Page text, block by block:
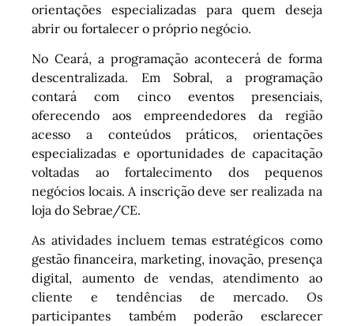
orientações especializadas para quem deseja
abrir ou fortalecer o próprio negócio.
No Ceará, a programação acontecerá de forma
descentralizada. Em Sobral, a programação
contará com cinco eventos presenciais,
oferecendo aos empreendedores da região
acesso a conteúdos práticos, orientações
especializadas e oportunidades de capacitação
voltadas ao fortalecimento dos pequenos
negócios locais. A inscrição deve ser realizada na
loja do Sebrae/CE.
As atividades incluem temas estratégicos como
gestão financeira, marketing, inovação, presença
digital, aumento de vendas, atendimento ao
cliente e tendências de mercado. Os
participantes também poderão esclarecer